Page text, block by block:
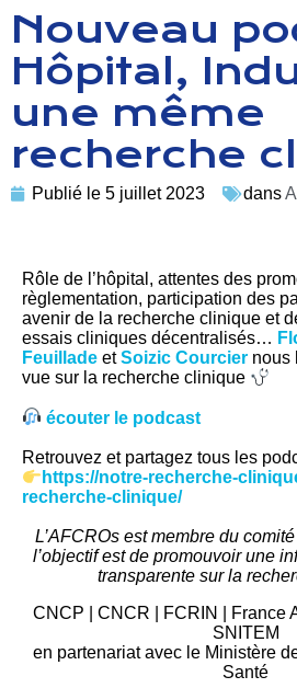
Nouveau
Hôpital,
une même
recherche
Publié le 5 juillet 2023 dans
Rôle de l’hôpital, attentes des
règlementation, participation des
avenir de la recherche clinique et
essais cliniques décentralisés…
Feuillade etSoizic Courcier nous
vue sur la recherche clinique
écouter le podcast
Retrouvez et partagez tous les
https://notre-recherche-
recherche-clinique/
L’AFCROs est membre du
l’objectif est de promouvoir une
transparente sur la
CNCP | CNCR | FCRIN | France
SNITEM
en partenariat avec le Ministère
Santé